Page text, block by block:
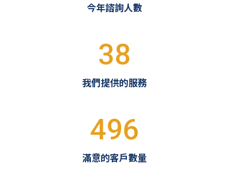
今年諮詢人數
38
我們提供的服務
496
滿意的客戶數量